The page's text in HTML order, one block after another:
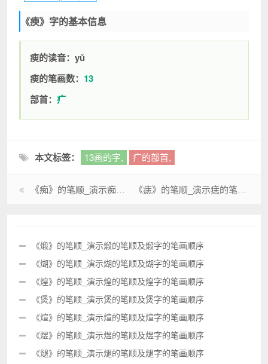
《瘐》字的基本信息
瘐的读音：yǔ
瘐的笔画数： 13
部首：疒
本文标签： 13画的字, 疒的部首,
《痴》的笔顺_演示痴的笔顺及痴字的笔画顺序 《痣》的笔顺_演示痣的笔顺及痣字的笔画顺序
《煅》的笔顺_演示煅的笔顺及煅字的笔画顺序
《煳》的笔顺_演示煳的笔顺及煳字的笔画顺序
《煌》的笔顺_演示煌的笔顺及煌字的笔画顺序
《煲》的笔顺_演示煲的笔顺及煲字的笔画顺序
《煊》的笔顺_演示煊的笔顺及煊字的笔画顺序
《煜》的笔顺_演示煜的笔顺及煜字的笔画顺序
《煺》的笔顺_演示煺的笔顺及煺字的笔画顺序